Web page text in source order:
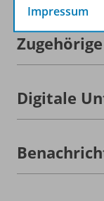
Digitale
Impressum